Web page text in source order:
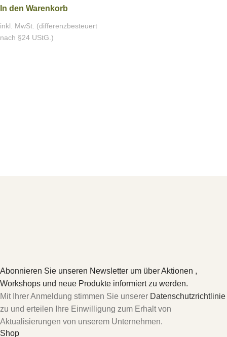
In den Warenkorb
inkl. MwSt. (differenzbesteuert
nach §24 UStG.)
Abonnieren Sie unseren Newsletter um über Aktionen ,
Workshops und neue Produkte informiert zu werden.
Mit Ihrer Anmeldung stimmen Sie unserer Datenschutzrichtlinie
zu und erteilen Ihre Einwilligung zum Erhalt von
Aktualisierungen von unserem Unternehmen.
Shop